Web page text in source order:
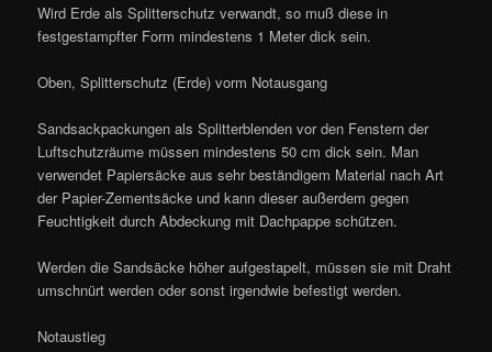
Wird Erde als Splitterschutz verwandt, so muß diese in
festgestampfter Form mindestens 1 Meter dick sein.
Oben, Splitterschutz (Erde) vorm Notausgang
Sandsackpackungen als Splitterblenden vor den Fenstern der
Luftschutzräume müssen mindestens 50 cm dick sein. Man
verwendet Papiersäcke aus sehr beständigem Material nach Art
der Papier-Zementsäcke und kann dieser außerdem gegen
Feuchtigkeit durch Abdeckung mit Dachpappe schützen.
Werden die Sandsäcke höher aufgestapelt, müssen sie mit Draht
umschnürt werden oder sonst irgendwie befestigt werden.
Notaustieg